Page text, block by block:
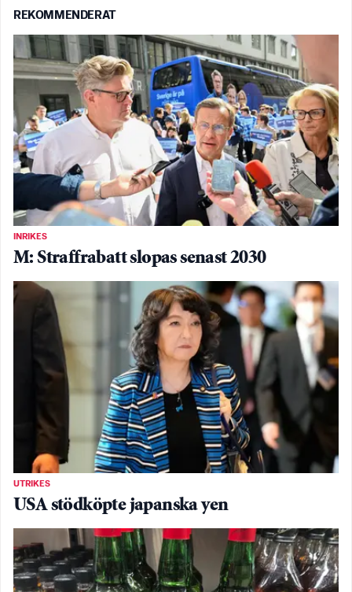
REKOMMENDERAT
INRIKES
M: Straffrabatt slopas senast 2030
UTRIKES
USA stödköpte japanska yen